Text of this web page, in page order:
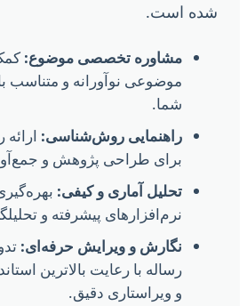
است.
مشاوره تخصصی موضوع:کمک به
موضوعی نوآورانه و متناسب با
راهنمایی روش‌شناسی:ارائه
برای طراحی پژوهش و جمع‌آوری
تحلیل آماری و کیفی:بهره‌گیری از
نرم‌افزارهای پیشرفته و
نگارش و ویرایش حرفه‌ای:تدوین
رساله با رعایت بالاترین
و ویراستاری دقیق.